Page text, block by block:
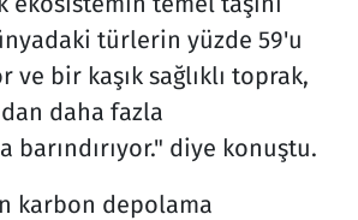
türlerin yüzde 59'u
ve bir kaşık sağlıklı toprak,
daha fazla
barındırıyor." diye konuştu.
karbon depolama